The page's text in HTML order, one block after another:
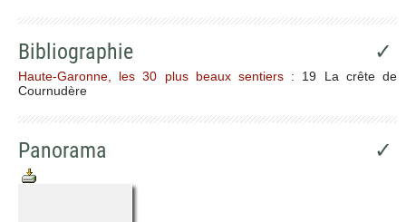
Bibliographie ✓
Haute-Garonne, les 30 plus beaux sentiers : 19 La crête de
Cournudère
Panorama ✓